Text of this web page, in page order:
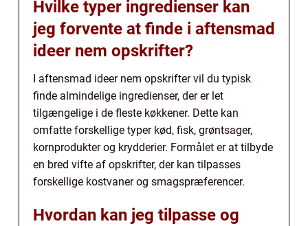
Hvilke typer ingredienser kan
jeg forvente at finde i aftensmad
ideer nem opskrifter?
I aftensmad ideer nem opskrifter vil du typisk
finde almindelige ingredienser, der er let
tilgængelige i de fleste køkkener. Dette kan
omfatte forskellige typer kød, fisk, grøntsager,
kornprodukter og krydderier. Formålet er at tilbyde
en bred vifte af opskrifter, der kan tilpasses
forskellige kostvaner og smagspræferencer.
Hvordan kan jeg tilpasse og